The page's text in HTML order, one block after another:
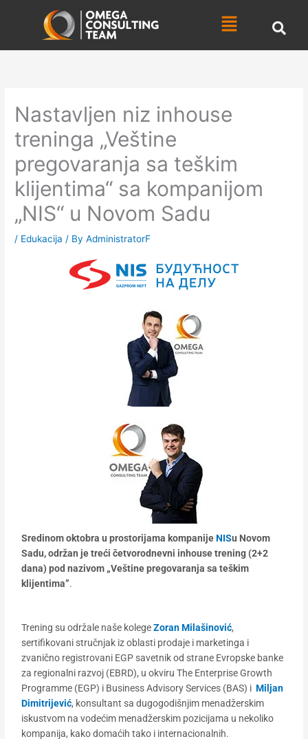
Menu
Nastavljen niz inhouse
treninga „Veštine
pregovaranja sa teškim
klijentima“ sa kompanijom
„NIS“ u Novom Sadu
/ Edukacija / ByAdministratorF
Sredinom oktobra u prostorijama kompanijeNISu Novom
Sadu, održan je treći četvorodnevni inhouse trening (2+2
dana) pod nazivom „Veštine pregovaranja sa teškim
klijentima”.
Trening su održale naše kolegeZoran Milašinović,
sertifikovani stručnjak iz oblasti prodaje i marketinga i
zvanično registrovani EGP savetnik od strane Evropske banke
za regionalni razvoj (EBRD), u okviru The Enterprise Growth
Programme (EGP) i Business Advisory Services (BAS) iMiljan
Dimitrijević, konsultant sa dugogodišnjim menadžerskim
iskustvom na vodećim menadžerskim pozicijama u nekoliko
kompanija, kako domaćih tako i internacionalnih.